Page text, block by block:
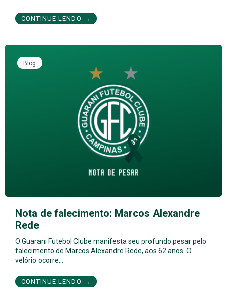
CONTINUE LENDO →
Blog
Nota de falecimento: Marcos Alexandre
Rede
O Guarani Futebol Clube manifesta seu profundo pesar pelo
falecimento de Marcos Alexandre Rede, aos 62 anos. O
velório ocorre…
CONTINUE LENDO →